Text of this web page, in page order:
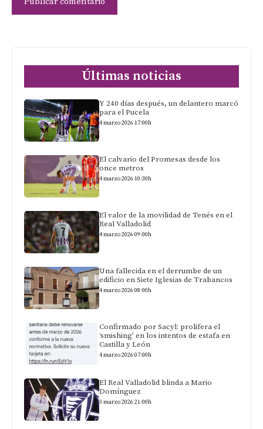
Últimas noticias
Y 240 días después, un delantero marcó
para el Pucela
4 marzo 2026 17:00h
El calvario del Promesas desde los
once metros
4 marzo 2026 10:30h
El valor de la movilidad de Tenés en el
Real Valladolid
4 marzo 2026 09:00h
Una fallecida en el derrumbe de un
edificio en Siete Iglesias de Trabancos
4 marzo 2026 08:00h
Confirmado por Sacyl: prolifera el
‘smishing’ en los intentos de estafa en
Castilla y León
4 marzo 2026 07:00h
El Real Valladolid blinda a Mario
Domínguez
3 marzo 2026 21:00h